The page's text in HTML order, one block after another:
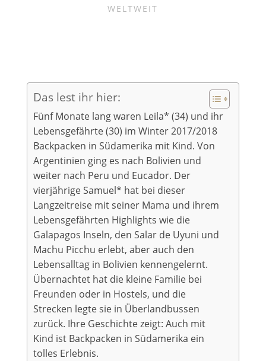
WELTWEIT
Das lest ihr hier:
Fünf Monate lang waren Leila* (34) und ihr
Lebensgefährte (30) im Winter 2017/2018
Backpacken in Südamerika mit Kind. Von
Argentinien ging es nach Bolivien und
weiter nach Peru und Eucador. Der
vierjährige Samuel* hat bei dieser
Langzeitreise mit seiner Mama und ihrem
Lebensgefährten Highlights wie die
Galapagos Inseln, den Salar de Uyuni und
Machu Picchu erlebt, aber auch den
Lebensalltag in Bolivien kennengelernt.
Übernachtet hat die kleine Familie bei
Freunden oder in Hostels, und die
Strecken legte sie in Überlandbussen
zurück. Ihre Geschichte zeigt: Auch mit
Kind ist Backpacken in Südamerika ein
tolles Erlebnis.